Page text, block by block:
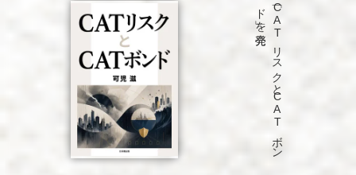
「C
A
T
リ
ス
ク
と
C
A
T
ボ
ン
ド
」を
発売